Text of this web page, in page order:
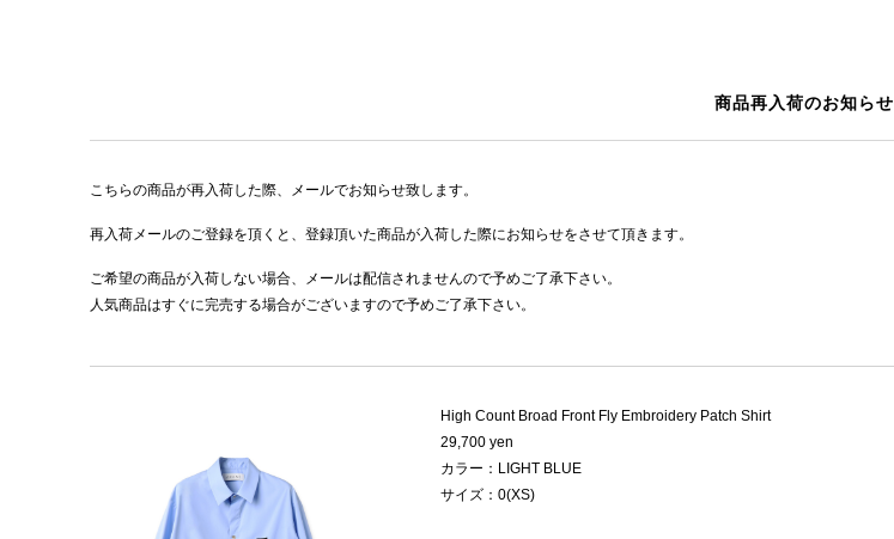
商品再入荷のお知らせ
こちらの商品が再入荷した際、メールでお知らせ致します。
再入荷メールのご登録を頂くと、登録頂いた商品が入荷した際にお知らせをさせて頂きます。
ご希望の商品が入荷しない場合、メールは配信されませんので予めご了承下さい。
人気商品はすぐに完売する場合がございますので予めご了承下さい。
High Count Broad Front Fly Embroidery Patch Shirt
29,700 yen
カラー：LIGHT BLUE
サイズ：0(XS)